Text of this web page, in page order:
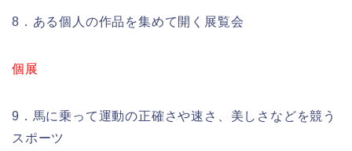
8．ある個人の作品を集めて開く展覧会
個展
9．馬に乗って運動の正確さや速さ、美しさなどを競う
スポーツ